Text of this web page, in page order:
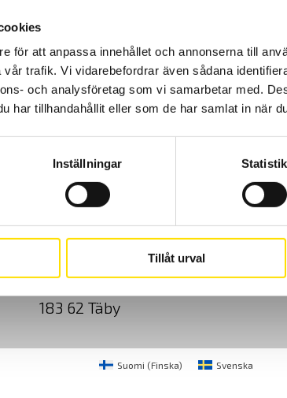
för att anpassa innehållet och annonserna till
trafik. Vi vidarebefordrar även sådana
och analysföretag som vi samarbetar med.
har tillhandahållit eller som de har samlat in när
Inställningar Statistik
Tillåt urval
Cookies
Sjöflygvägen 35
183 62 Täby
08-50 52 68
Suomi (Finska) Svenska